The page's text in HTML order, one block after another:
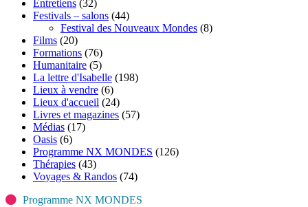
Entretiens (32)
Festivals – salons (44)
Festival des Nouveaux Mondes (8)
Films (20)
Formations (76)
Humanitaire (5)
La lettre d'Isabelle (198)
Lieux à vendre (6)
Lieux d'accueil (24)
Livres et magazines (57)
Médias (17)
Oasis (6)
Programme NX MONDES (126)
Thérapies (43)
Voyages & Randos (74)
Programme NX MONDES